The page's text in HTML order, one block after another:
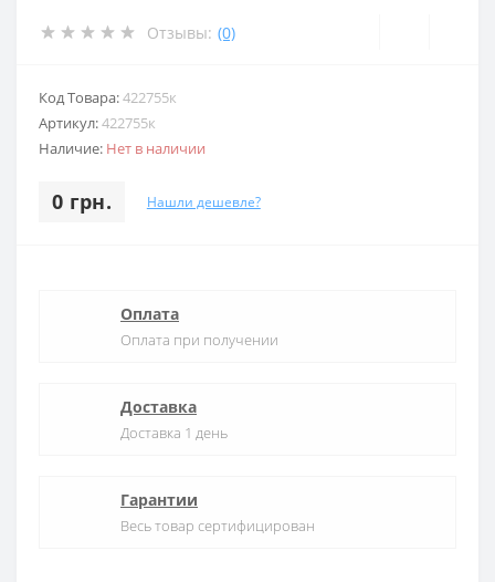
Отзывы: (0)
Код Товара:422755к
Артикул:422755к
Наличие: Нет в наличии
0 грн. Нашли дешевле?
Оплата
Оплата при получении
Доставка
Доставка 1 день
Гарантии
Весь товар сертифицирован